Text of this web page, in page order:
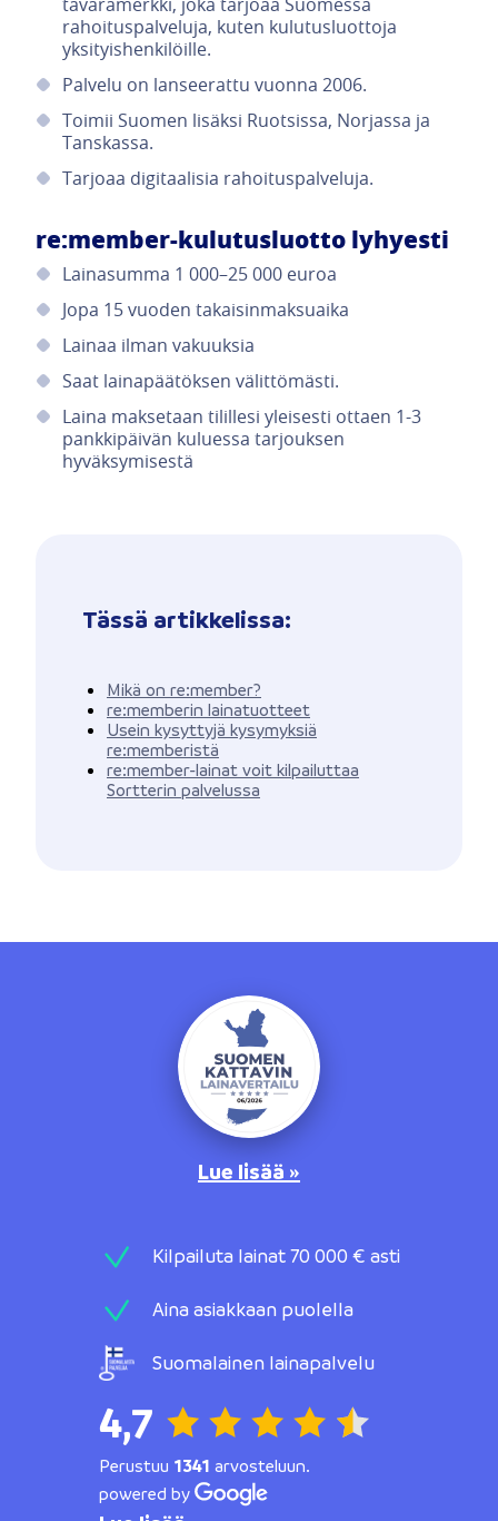
tavaramerkki, joka tarjoaa Suomessa
rahoituspalveluja, kuten kulutusluottoja
yksityishenkilöille.
Palvelu on lanseerattu vuonna 2006.
Toimii Suomen lisäksi Ruotsissa, Norjassa ja
Tanskassa.
Tarjoaa digitaalisia rahoituspalveluja.
re:member-kulutusluotto lyhyesti
Lainasumma 1 000–25 000 euroa
Jopa 15 vuoden takaisinmaksuaika
Lainaa ilman vakuuksia
Saat lainapäätöksen välittömästi.
Laina maksetaan tilillesi yleisesti ottaen 1-3
pankkipäivän kuluessa tarjouksen
hyväksymisestä
Tässä artikkelissa:
Mikä on re:member?
re:memberin lainatuotteet
Usein kysyttyjä kysymyksiä
re:memberistä
re:member-lainat voit kilpailuttaa
Sortterin palvelussa
Lue lisää »
Kilpailuta lainat 70 000 € asti
Aina asiakkaan puolella
Suomalainen lainapalvelu
4,7
Perustuu 1341 arvosteluun.
powered by